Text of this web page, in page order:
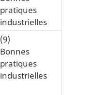
pratiques
industrielles
(9)
Bonnes
pratiques
industrielles